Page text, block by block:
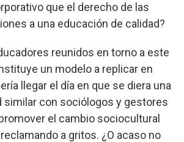
que el derecho de las
a una educación de calidad?
reunidos en torno a este
un modelo a replicar en
llegar el día en que se diera una
similar con sociólogos y gestores
el cambio sociocultural
a gritos. ¿O acaso no